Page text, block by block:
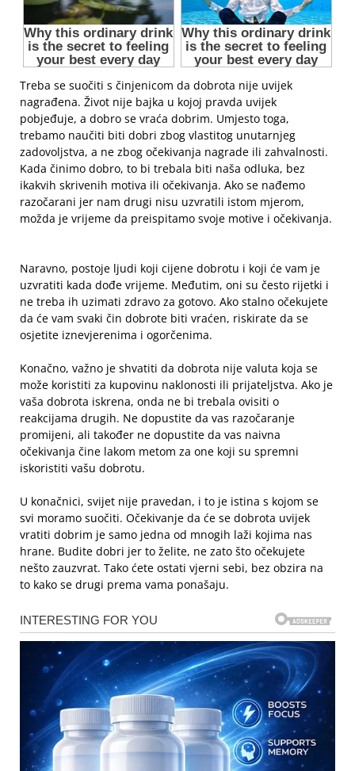
Treba se suočiti s činjenicom da dobrota nije uvijek
nagrađena. Život nije bajka u kojoj pravda uvijek
pobjeđuje, a dobro se vraća dobrim. Umjesto toga,
trebamo naučiti biti dobri zbog vlastitog unutarnjeg
zadovoljstva, a ne zbog očekivanja nagrade ili zahvalnosti.
Kada činimo dobro, to bi trebala biti naša odluka, bez
ikakvih skrivenih motiva ili očekivanja. Ako se nađemo
razočarani jer nam drugi nisu uzvratili istom mjerom,
možda je vrijeme da preispitamo svoje motive i očekivanja.
Naravno, postoje ljudi koji cijene dobrotu i koji će vam je
uzvratiti kada dođe vrijeme. Međutim, oni su često rijetki i
ne treba ih uzimati zdravo za gotovo. Ako stalno očekujete
da će vam svaki čin dobrote biti vraćen, riskirate da se
osjetite iznevjerenima i ogorčenima.
Konačno, važno je shvatiti da dobrota nije valuta koja se
može koristiti za kupovinu naklonosti ili prijateljstva. Ako je
vaša dobrota iskrena, onda ne bi trebala ovisiti o
reakcijama drugih. Ne dopustite da vas razočaranje
promijeni, ali također ne dopustite da vas naivna
očekivanja čine lakom metom za one koji su spremni
iskoristiti vašu dobrotu.
U konačnici, svijet nije pravedan, i to je istina s kojom se
svi moramo suočiti. Očekivanje da će se dobrota uvijek
vratiti dobrim je samo jedna od mnogih laži kojima nas
hrane. Budite dobri jer to želite, ne zato što očekujete
nešto zauzvrat. Tako ćete ostati vjerni sebi, bez obzira na
to kako se drugi prema vama ponašaju.